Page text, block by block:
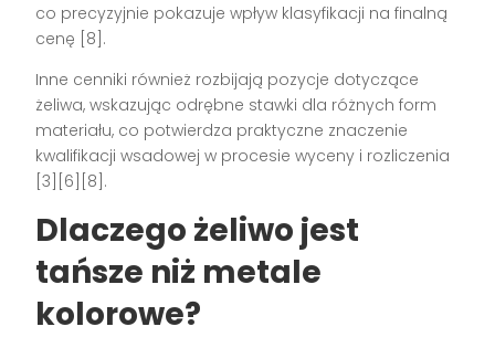
co precyzyjnie pokazuje wpływ klasyfikacji na finalną
cenę [8].
Inne cenniki również rozbijają pozycje dotyczące
żeliwa, wskazując odrębne stawki dla różnych form
materiału, co potwierdza praktyczne znaczenie
kwalifikacji wsadowej w procesie wyceny i rozliczenia
[3][6][8].
Dlaczego żeliwo jest
tańsze niż metale
kolorowe?